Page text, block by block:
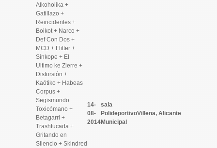
Alkoholika +
Gatillazo +
Reincidentes +
Boikot + Narco +
Def Con Dos +
MCD + Flitter +
Sínkope + El
Ultimo ke Zierre +
Distorsión +
Kaótiko + Habeas
Corpus +
Segismundo
Toxicómano +
Betagarri +
Trashtucada +
Gritando en
Silencio + Skindred
14-
08-
2014
sala
Polideportivo
Municipal
Villena, Alicante